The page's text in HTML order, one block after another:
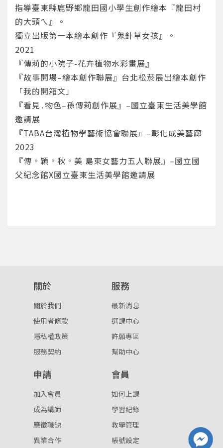
或
登入
忘記密碼
或
註冊
重設密碼
確定
取消
指導臺東縣鹿野鄉龍田國小學生創作繪本『龍田村
的大頭ㄟ』。
獨立出版第一本繪本創作『鬼針草女孩』。
2021
『傳莉的小院子-花卉植物水彩畫展』
『故事開場–繪本創作聯展』台北松菸展出繪本創作
「我的開箱文」
『看見․物色–孫傳莉創作展』–國立臺東生活美學館
邀請展
『TABA台灣植物學藝術協會聯展』–彰化成美藝廊
2023
『傳。穎。秋。美 島東女藝力五人聯展』–國立國
父紀念館X國立臺東生活美學館邀請展
關於
關於我們
使用者條款
隱私權政策
服務契約
服務
最新消息
選課中心
許願專區
幫助中心
申請
加入會員
成為講師
應徵職缺
異業合作
會員
如何上課
學習紀錄
教學管理
帳號設定